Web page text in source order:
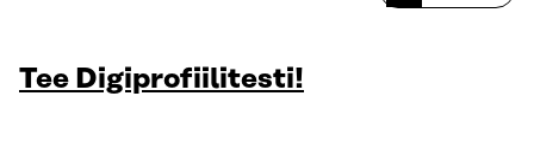
Tee Digiprofiilitesti!